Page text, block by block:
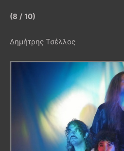
(8 / 10)
Δημήτρης Τσέλλος